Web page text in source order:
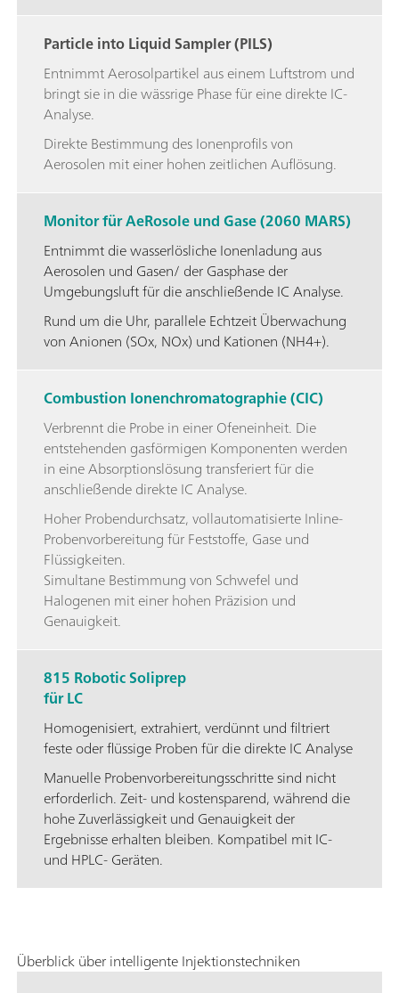
Particle into Liquid Sampler (PILS)
Entnimmt Aerosolpartikel aus einem Luftstrom und
bringt sie in die wässrige Phase für eine direkte IC-
Analyse.
Direkte Bestimmung des Ionenprofils von
Aerosolen mit einer hohen zeitlichen Auflösung.
Monitor für AeRosole und Gase (2060 MARS)
Entnimmt die wasserlösliche Ionenladung aus
Aerosolen und Gasen/ der Gasphase der
Umgebungsluft für die anschließende IC Analyse.
Rund um die Uhr, parallele Echtzeit Überwachung
von Anionen (SOx, NOx) und Kationen (NH4+).
Combustion Ionenchromatographie (CIC)
Verbrennt die Probe in einer Ofeneinheit. Die
entstehenden gasförmigen Komponenten werden
in eine Absorptionslösung transferiert für die
anschließende direkte IC Analyse.
Hoher Probendurchsatz, vollautomatisierte Inline-
Probenvorbereitung für Feststoffe, Gase und
Flüssigkeiten.
Simultane Bestimmung von Schwefel und
Halogenen mit einer hohen Präzision und
Genauigkeit.
815 Robotic Soliprep
für LC
Homogenisiert, extrahiert, verdünnt und filtriert
feste oder flüssige Proben für die direkte IC Analyse
Manuelle Probenvorbereitungsschritte sind nicht
erforderlich. Zeit- und kostensparend, während die
hohe Zuverlässigkeit und Genauigkeit der
Ergebnisse erhalten bleiben. Kompatibel mit IC-
und HPLC- Geräten.
Überblick über intelligente Injektionstechniken